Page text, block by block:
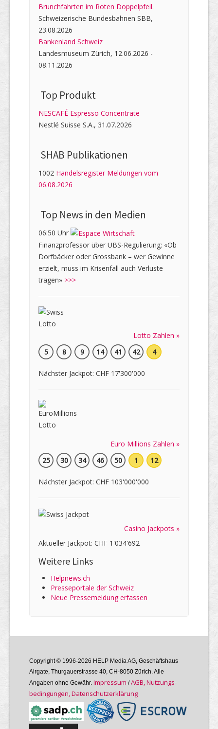
Brunchfahrten im Roten Doppelpfeil.
Schweizerische Bundesbahnen SBB,
23.08.2026
Bankenland Schweiz
Landesmuseum Zürich, 12.06.2026 -
08.11.2026
Top Produkt
NESCAFÉ Espresso Concentrate
Nestlé Suisse S.A., 31.07.2026
SHAB Publi­kati­onen
1002 Handelsregister Meldungen vom
06.08.2026
Top News in den Medien
06:50 Uhr
Finanzprofessor über UBS-Regulierung: «Ob
Dorfbäcker oder Grossbank – wer Gewinne
erzielt, muss im Krisenfall auch Verluste
tragen» >>>
Lotto Zahlen »
5
8 9 14 41 42 4
Nächster Jackpot: CHF 17'300'000
Euro Millions Zahlen »
25
30 34 46 50 1 12
Nächster Jackpot: CHF 103'000'000
Casino Jackpots »
Aktueller Jackpot: CHF 1'034'692
Weitere Links
Helpnews.ch
Presseportale der Schweiz
Neue Pressemeldung erfassen
Copyright © 1996-2026 HELP Media AG, Geschäftshaus
Airgate, Thurgauer­strasse 40, CH-8050 Zürich. Alle
Angaben ohne Gewähr. Im­pres­sum /AGB, Nutzungs­
bedin­gungen, Daten­schutz­er­klärung